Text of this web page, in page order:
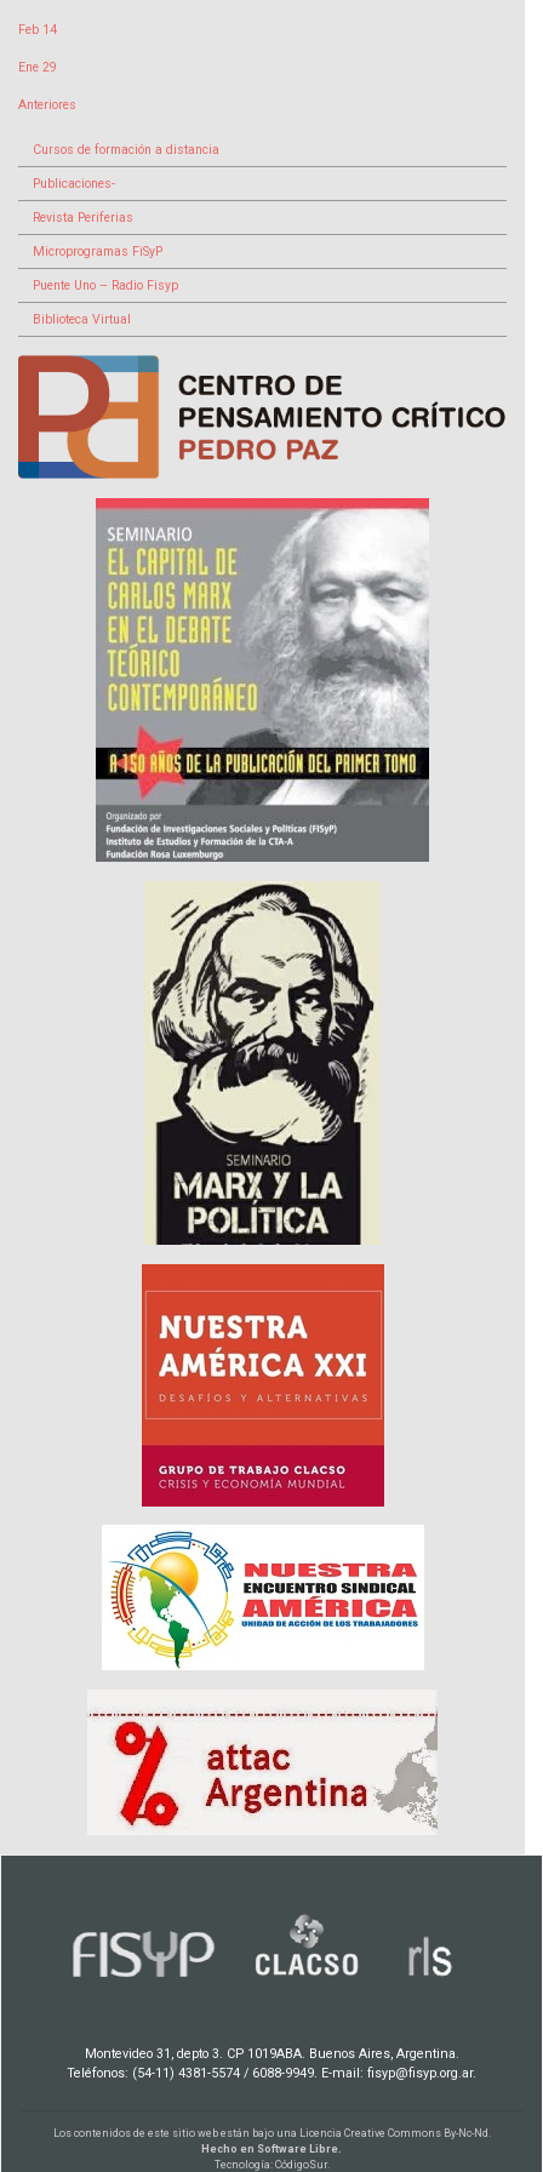
Feb 14
Ene 29
Anteriores
Cursos de formación a distancia
Publicaciones-
Revista Periferias
Microprogramas FiSyP
Puente Uno – Radio Fisyp
Biblioteca Virtual
Montevideo 31, depto 3. CP 1019ABA. Buenos Aires, Argentina.
Teléfonos: (54-11) 4381-5574 / 6088-9949. E-mail: fisyp@fisyp.org.ar.
Los contenidos de este sitio web están bajo una Licencia Creative Commons By-Nc-Nd
Hecho en Software Libre.
Tecnología: CódigoSur.